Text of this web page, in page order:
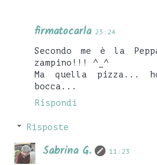
firmatocarla 23:24
Secondo me è la
zampino!!! ^_^
Ma quella pizza...
bocca...
Rispondi
Risposte
Sabrina G. 11:23